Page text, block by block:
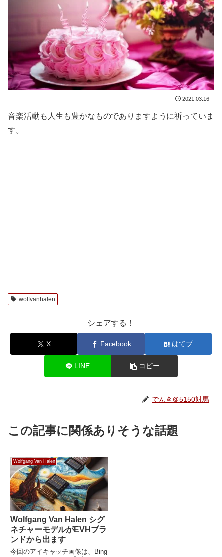
2021.03.16
音楽活動も人生も豊かなものでありますように祈っていま
す。
wolfvanhalen
シェアする！
X Facebook はてブ
LINE コピー
でんき＠5150対馬
この記事に関係ありそうな話題
Wolfgang Van Halen
Wolfgang Van Halen シグ
ネチャーモデルがEVHブラ
ンドから出ます
今回のアイキャッチ画像は、Bing